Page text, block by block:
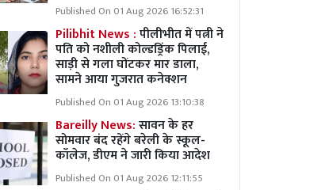
Published On 01 Aug 2026 16:52:31
Pilibhit News :पीलीभीत में पत्नी ने
पति को नशीली कोल्डड्रिंक पिलाई,
साड़ी से गला घोंटकर मार डाला,
सामने आया गुजरात कनेक्शन
Published On 01 Aug 2026 13:10:38
Bareilly News:सावन के हर
सोमवार बंद रहेंगे बरेली के स्कूल-
कॉलेज, डीएम ने जारी किया आदेश
Published On 01 Aug 2026 12:11:55